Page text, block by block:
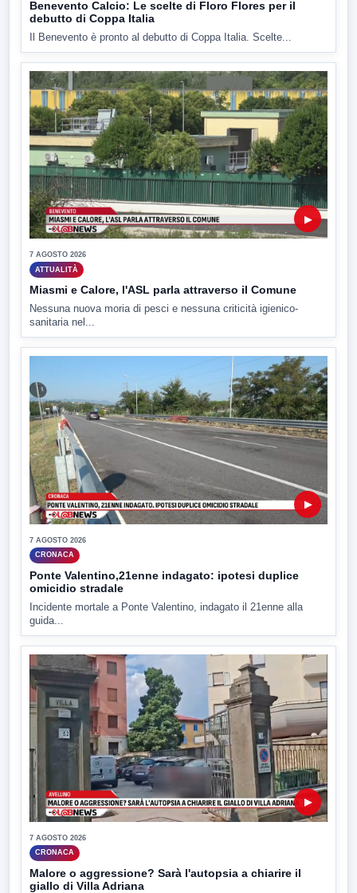
Benevento Calcio: Le scelte di Floro Flores per il
debutto di Coppa Italia
Il Benevento è pronto al debutto di Coppa Italia. Scelte...
▶
7 AGOSTO 2026
ATTUALITÀ
Miasmi e Calore, l'ASL parla attraverso il Comune
Nessuna nuova moria di pesci e nessuna criticità igienico-
sanitaria nel...
▶
7 AGOSTO 2026
CRONACA
Ponte Valentino,21enne indagato: ipotesi duplice
omicidio stradale
Incidente mortale a Ponte Valentino, indagato il 21enne alla
guida...
▶
7 AGOSTO 2026
CRONACA
Malore o aggressione? Sarà l'autopsia a chiarire il
giallo di Villa Adriana